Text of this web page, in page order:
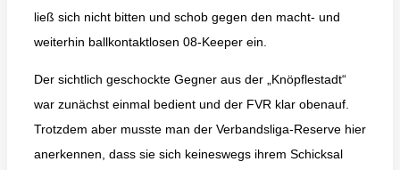
ließ sich nicht bitten und schob gegen den macht- und
weiterhin ballkontaktlosen 08-Keeper ein.
Der sichtlich geschockte Gegner aus der „Knöpflestadt“
war zunächst einmal bedient und der FVR klar obenauf.
Trotzdem aber musste man der Verbandsliga-Reserve hier
anerkennen, dass sie sich keineswegs ihrem Schicksal